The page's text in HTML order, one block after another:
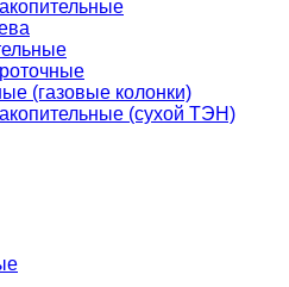
(газовые колонки)
(сухой ТЭН)